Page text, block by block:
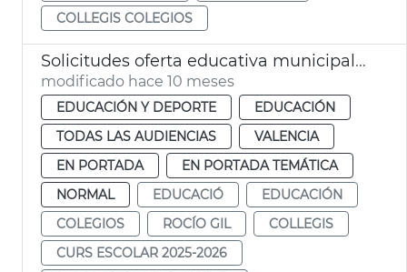
COLLEGIS COLEGIOS
Solicitudes oferta educativa municipal 2025-26
modificado hace 10 meses
EDUCACIÓN Y DEPORTE
EDUCACIÓN
TODAS LAS AUDIENCIAS
VALENCIA
EN PORTADA
EN PORTADA TEMÁTICA
NORMAL
EDUCACIÓ
EDUCACIÓN
COLEGIOS
ROCÍO GIL
COLLEGIS
CURS ESCOLAR 2025-2026